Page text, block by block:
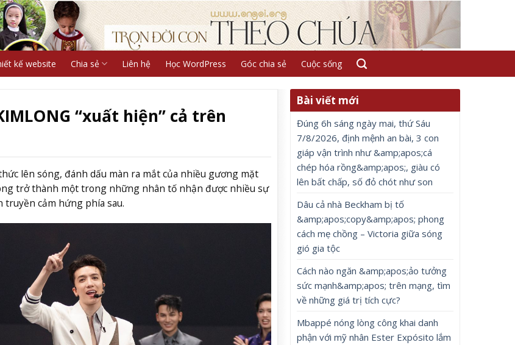
kế website Chia sẻ Liên hệ Học WordPress Góc chia sẻ Cuộc sống
“xuất hiện” cả trên
lên sóng, đánh dấu màn ra mắt của nhiều gương mặt
trở thành một trong những nhân tố nhận được nhiều sự
truyền cảm hứng phía sau.
Bài viết mới
Đúng 6h sáng ngày mai, thứ Sáu
7/8/2026, định mệnh an bài, 3 con
giáp vận trình như &amp;apos;cá
chép hóa rồng&amp;apos;, giàu có
lên bất chấp, số đỏ chót như son
Dâu cả nhà Beckham bị tố
&amp;apos;copy&amp;apos; phong
cách mẹ chồng – Victoria giữa sóng
gió gia tộc
Cách nào ngăn &amp;apos;ảo tưởng
sức mạnh&amp;apos; trên mạng, tìm
về những giá trị tích cực?
Mbappé nóng lòng công khai danh
phận với mỹ nhân Ester Expósito lắm